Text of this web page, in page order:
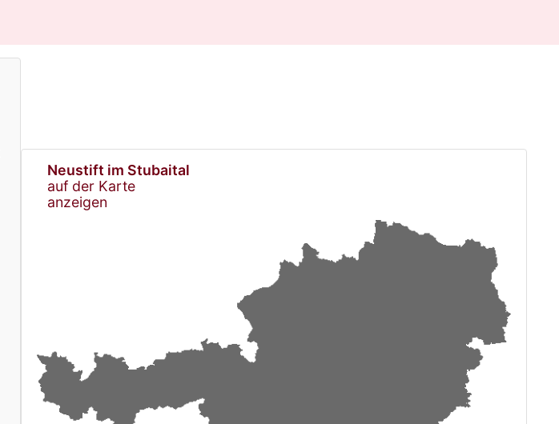
Neustift im Stubaital
auf der Karte
anzeigen